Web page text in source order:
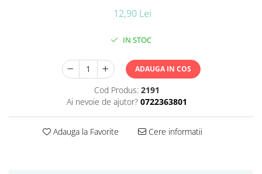
Tratamente si masca de par
Vopsea de par si oxidant
Ingrijire corp
12,90 Lei
IN STOC
ADAUGA IN COS
Cod Produs: 2191
Ai nevoie de ajutor? 0722363801
Adauga la Favorite Cere informatii